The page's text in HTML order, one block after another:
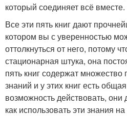
который соединяет всё вместе.
Все эти пять книг дают
котором вы с уверенностью
оттолкнуться от него, потому
стационарная штука, она
пять книг содержат
знаний и у этих книг есть
возможность действовать,
как использовать эти знания